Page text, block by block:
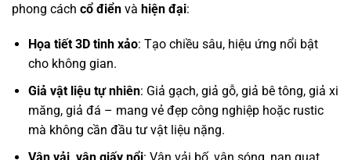
phong cách cổ điển và hiện đại:
Họa tiết 3D tinh xảo: Tạo chiều sâu, hiệu ứng nổi bật
cho không gian.
Giả vật liệu tự nhiên: Giả gạch, giả gỗ, giả bê tông, giả xi
măng, giả đá – mang vẻ đẹp công nghiệp hoặc rustic
mà không cần đầu tư vật liệu nặng.
Vân vải, vân giấy nổi: Vân vải bố, vân sóng, nan quạt,